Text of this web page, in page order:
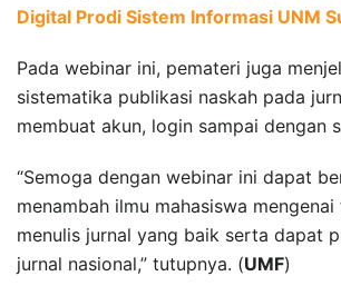
Digital Prodi Sistem Informasi UNM
Pada webinar ini, pemateri juga
sistematika publikasi naskah pada
membuat akun, login sampai dengan
“Semoga dengan webinar ini dapat
menambah ilmu mahasiswa
menulis jurnal yang baik serta dapat
jurnal nasional,” tutupnya. (UMF)